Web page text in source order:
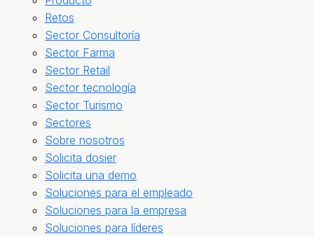
Retos
Sector Consultoría
Sector Farma
Sector Retail
Sector tecnología
Sector Turismo
Sectores
Sobre nosotros
Solicita dosier
Solicita una demo
Soluciones para el empleado
Soluciones para la empresa
Soluciones para líderes